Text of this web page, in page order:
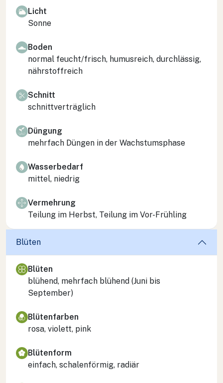
Licht
Sonne
Boden
normal feucht/frisch, humusreich, durchlässig,
nährstoffreich
Schnitt
schnittverträglich
Düngung
mehrfach Düngen in der Wachstumsphase
Wasserbedarf
mittel, niedrig
Vermehrung
Teilung im Herbst, Teilung im Vor-Frühling
Blüten
Blüten
blühend, mehrfach blühend (Juni bis
September)
Blütenfarben
rosa, violett, pink
Blütenform
einfach, schalenförmig, radiär